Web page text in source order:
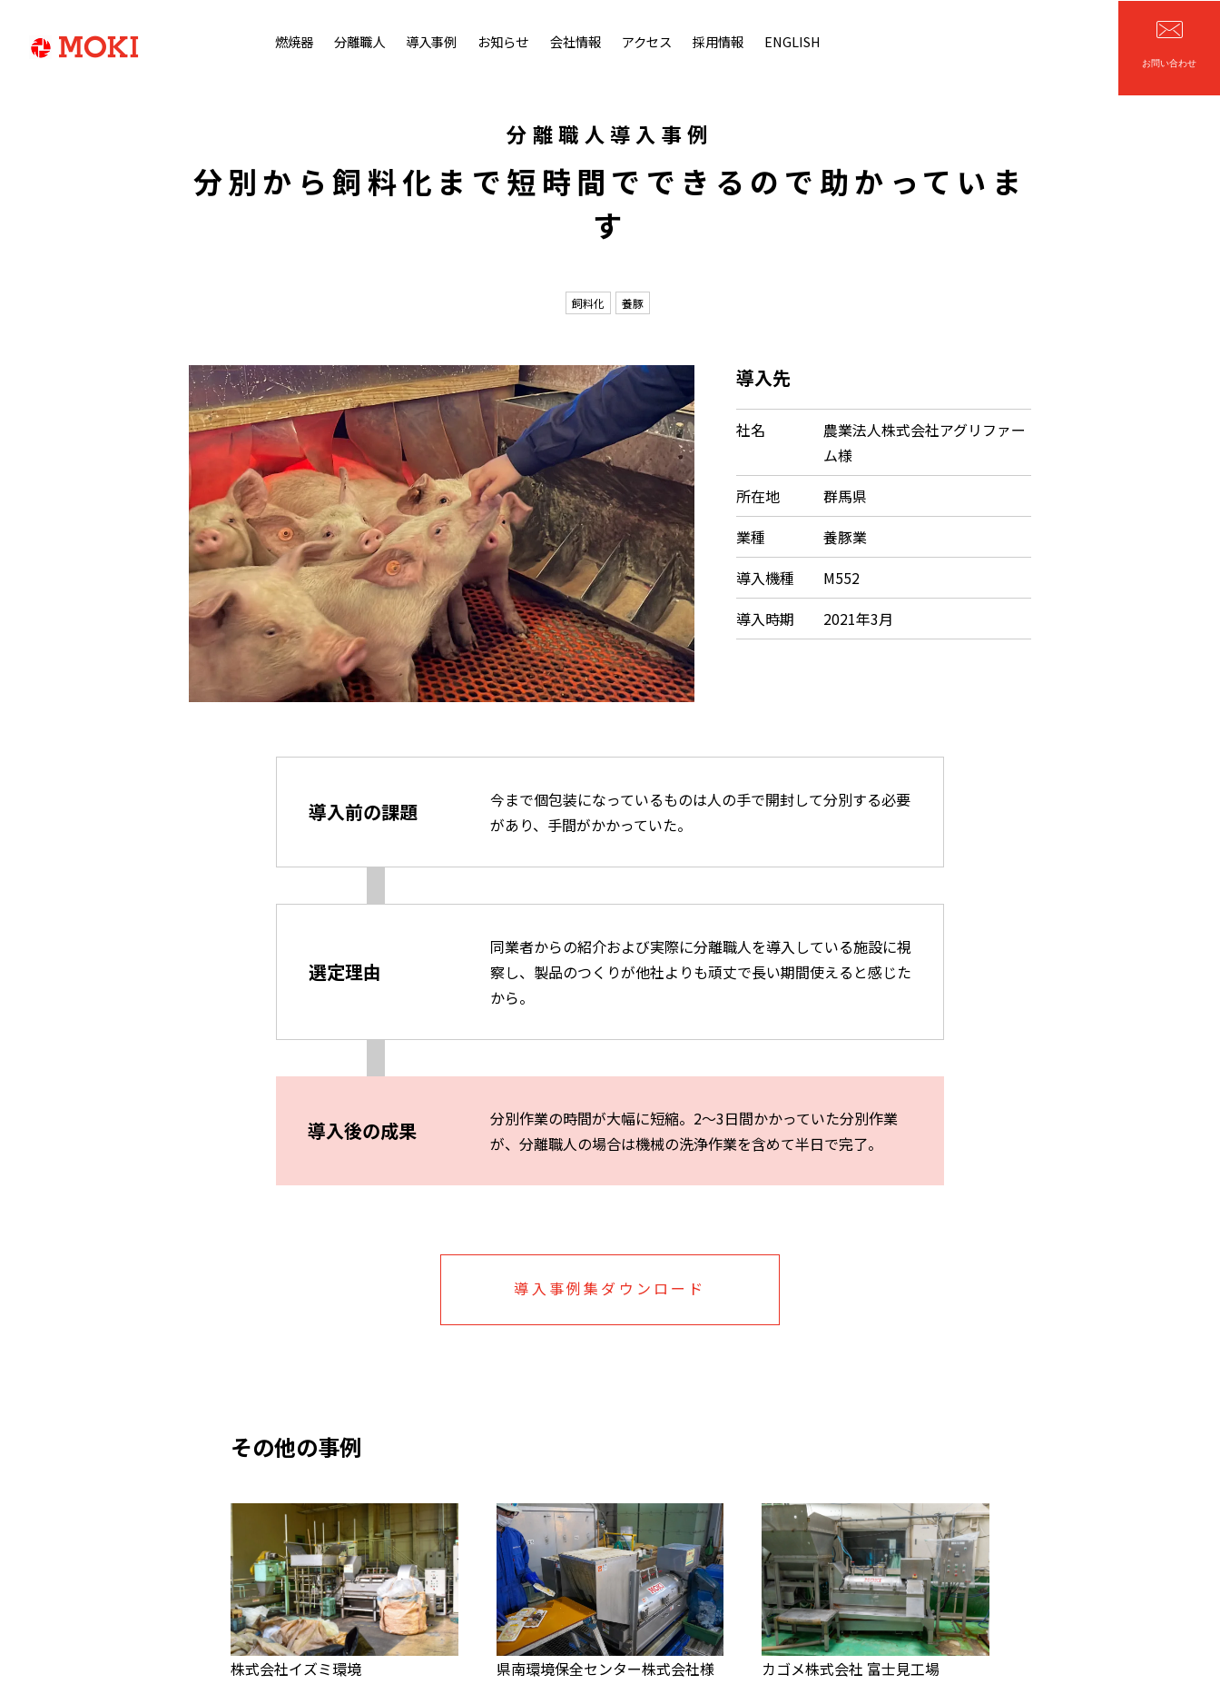
燃焼器 分離職人 導入事例 お知らせ 会社情報 アクセス 採用情報 ENGLISH
お問い合わせ
分離職人導入事例
分別から飼料化まで短時間でできるので助かっていま
す
飼料化 養豚
導入先
社名
農業法人株式会社アグリファー
ム様
所在地
群馬県
業種
養豚業
導入機種
M552
導入時期
2021年3月
導入前の課題
今まで個包装になっているものは人の手で開封して分別する必要
があり、手間がかかっていた。
選定理由
同業者からの紹介および実際に分離職人を導入している施設に視
察し、 製品のつくりが他社よりも頑丈で長い期間使える と感じた
から。
導入後の成果
分別作業の時間が大幅に短縮。2～3日間かかっていた分別作業
が、分離職人の場合は機械の洗浄作業を含めて半日で完了。
導入事例集ダウンロード
その他の事例
株式会社イズミ環境
県南環境保全センター株式会社様
カゴメ株式会社 富士見工場